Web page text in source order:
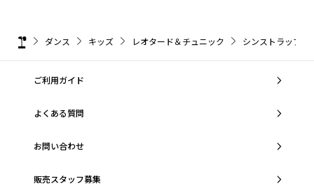
ダンス キッズ レオタード＆チュニック シンストラップ
ご利用ガイド
よくある質問
お問い合わせ
販売スタッフ募集